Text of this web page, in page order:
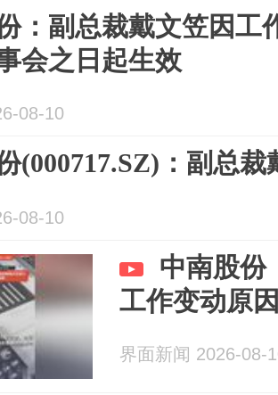
：副总裁戴文笠因工
会之日起生效
08-10
(000717.SZ)：副总裁
08-10
中南股份
工作变动原
界面新闻 2026-08-